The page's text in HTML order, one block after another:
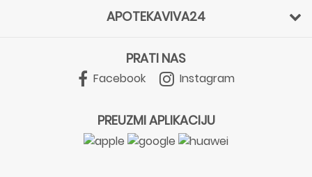
APOTEKAVIVA24
PRATI NAS
Facebook Instagram
PREUZMI APLIKACIJU